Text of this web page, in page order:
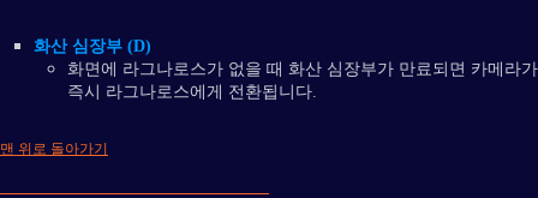
화산 심장부 (D)
화면에 라그나로스가 없을 때 화산 심장부가 만료되면 카메라가
즉시 라그나로스에게 전환됩니다.
맨 위로 돌아가기